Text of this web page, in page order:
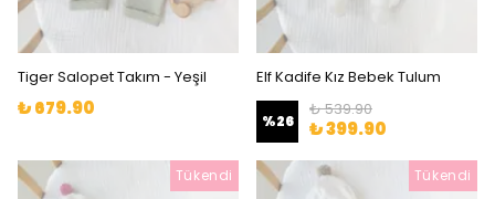
Tiger Salopet Takım - Yeşil
₺ 679.90
Elf Kadife Kız Bebek Tulum
%26
₺ 539.90
₺ 399.90
Tükendi Tükendi